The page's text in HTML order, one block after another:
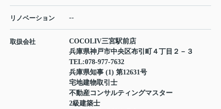
リノベーション --
取扱会社
COCOLIV三宮駅前店
兵庫県神戸市中央区布引町４丁目２－３
TEL:078-977-7632
兵庫県知事 (1) 第12631号
宅地建物取引士
不動産コンサルティングマスター
2級建築士